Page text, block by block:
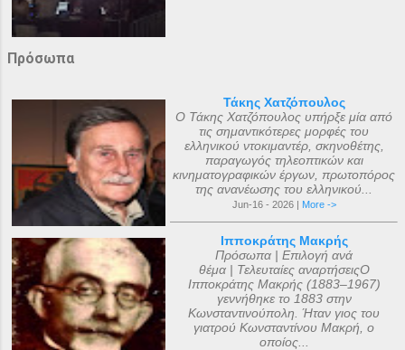
Πρόσωπα
Τάκης Χατζόπουλος
Ο Τάκης Χατζόπουλος υπήρξε μία από
τις σημαντικότερες μορφές του
ελληνικού ντοκιμαντέρ, σκηνοθέτης,
παραγωγός τηλεοπτικών και
κινηματογραφικών έργων, πρωτοπόρος
της ανανέωσης του ελληνικού...
Jun-16 - 2026 | More ->
Ιπποκράτης Μακρής
Πρόσωπα | Επιλογή ανά
θέμα | Τελευταίες αναρτήσειςΟ
Ιπποκράτης Μακρής (1883–1967)
γεννήθηκε το 1883 στην
Κωνσταντινούπολη. Ήταν γιος του
γιατρού Κωνσταντίνου Μακρή, ο
οποίος...